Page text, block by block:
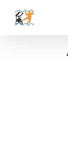
Inhalt
springen